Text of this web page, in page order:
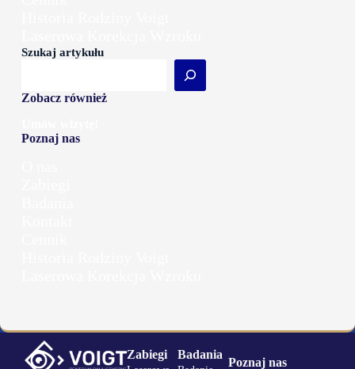
Szukaj artykułu
Zobacz również
Poznaj nas
Zabiegi Badania
Poznaj nas